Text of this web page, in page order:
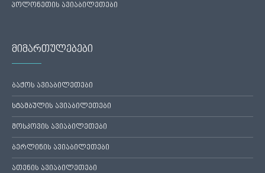
პოლონეთის ავიაბილეთები
მიმართულებები
ბაქოს ავიაბილეთები
სტამბულის ავიაბილეთები
მოსკოვის ავიაბილეთები
ბერლინის ავიაბილეთები
ათენის ავიაბილეთები